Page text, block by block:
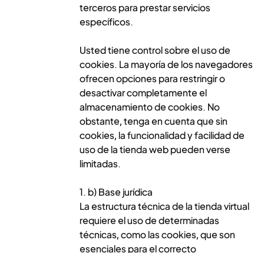
terceros para prestar servicios
específicos.
Usted tiene control sobre el uso de
cookies. La mayoría de los navegadores
ofrecen opciones para restringir o
desactivar completamente el
almacenamiento de cookies. No
obstante, tenga en cuenta que sin
cookies, la funcionalidad y facilidad de
uso de la tienda web pueden verse
limitadas.
1. b) Base jurídica
La estructura técnica de la tienda virtual
requiere el uso de determinadas
técnicas, como las cookies, que son
esenciales para el correcto